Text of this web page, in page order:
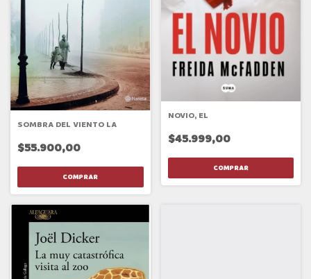
SOMBRA DEL VIENTO LA
$55.900,00
NOVIO, EL
$45.999,00